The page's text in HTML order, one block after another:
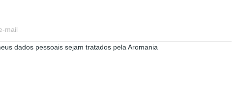
dados pessoais sejam tratados pela Aromania